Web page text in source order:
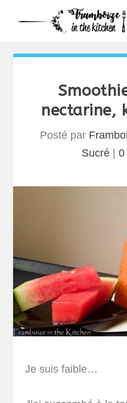
nectarine,
Posté par
Sucré
0
Je suis faible…